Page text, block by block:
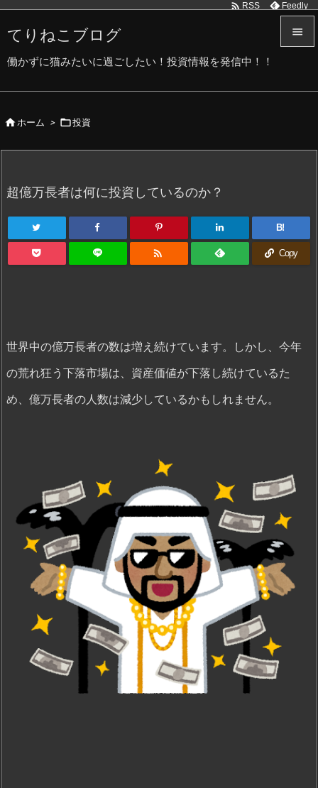
てりねこブログ
働かずに猫みたいに過ごしたい！投資情報を発信中！！

前へ
 RSS Feedly
ホーム > 投資
超億万長者は何に投資しているのか？
B!
 Copy
世界中の億万長者の数は増え続けています。しかし、今年
の荒れ狂う下落市場は、資産価値が下落し続けているた
め、億万長者の人数は減少しているかもしれません。